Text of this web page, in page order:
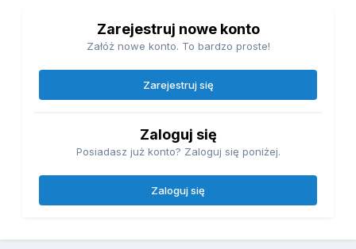
Zarejestruj nowe konto
Załóż nowe konto. To bardzo proste!
Zarejestruj się
Zaloguj się
Posiadasz już konto? Zaloguj się poniżej.
Zaloguj się